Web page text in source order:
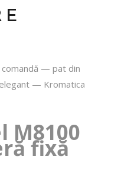
M8100
fixă